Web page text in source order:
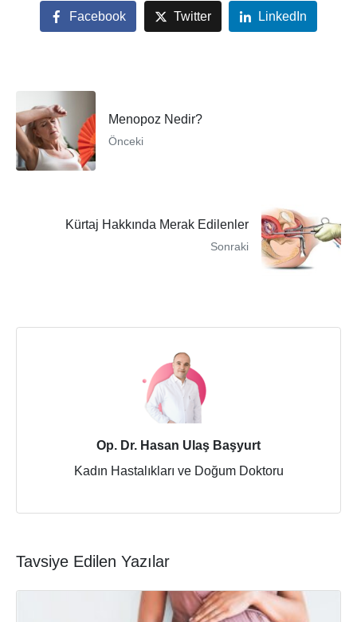
Facebook Twitter LinkedIn
Menopoz Nedir?
Önceki
Kürtaj Hakkında Merak Edilenler
Sonraki
Op. Dr. Hasan Ulaş Başyurt
Kadın Hastalıkları ve Doğum Doktoru
Tavsiye Edilen Yazılar